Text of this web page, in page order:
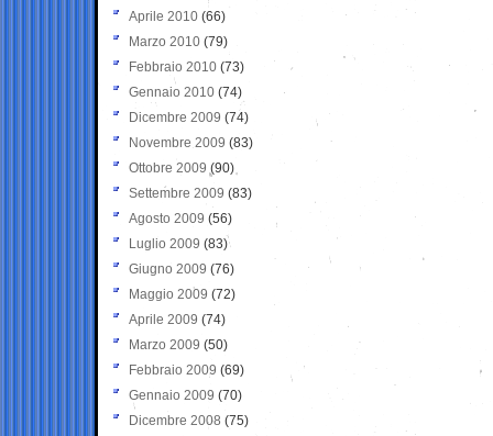
Aprile 2010 (66)
Marzo 2010 (79)
Febbraio 2010 (73)
Gennaio 2010 (74)
Dicembre 2009 (74)
Novembre 2009 (83)
Ottobre 2009 (90)
Settembre 2009 (83)
Agosto 2009 (56)
Luglio 2009 (83)
Giugno 2009 (76)
Maggio 2009 (72)
Aprile 2009 (74)
Marzo 2009 (50)
Febbraio 2009 (69)
Gennaio 2009 (70)
Dicembre 2008 (75)